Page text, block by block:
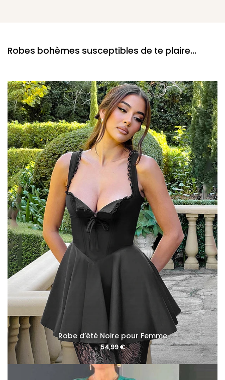
Robes bohèmes susceptibles de te plaire...
Robe d’été Noire pour Femme
54,99€